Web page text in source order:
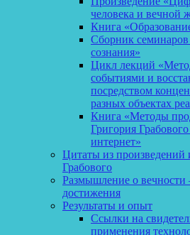
человека и вечной
Книга
Сборник
сознания»
Цикл лекций
событиями и
посредством
разных объектах
Книга «Методы
Григория
интернет»
Цитаты из произведений
Грабового
Размышление о вечности
достижения
Результаты и опыт
Ссылки на
применения